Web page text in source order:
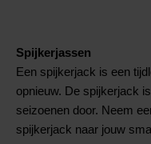
Spijkerjassen
Een spijkerjack is een
opnieuw. De spijkerjack
seizoenen door. Neem
spijkerjack naar jouw